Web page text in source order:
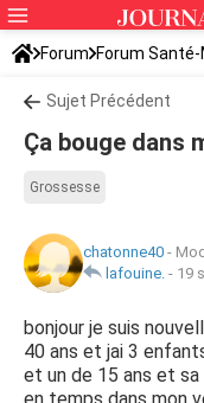
Forum Forum
Sujet Précédent
Ça bouge dans
Grossesse
chatonne40 -
lafouine. - 19
bonjour je suis
40 ans et jai 3
et un de 15 ans et